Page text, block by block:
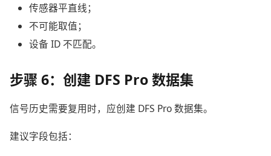
传感器平直线；
不可能取值；
设备 ID 不匹配。
步骤 6：创建 DFS Pro 数据集
信号历史需要复用时，应创建 DFS Pro 数据集。
建议字段包括：